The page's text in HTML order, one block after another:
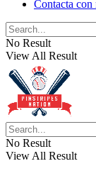
Contacta con
No Result
View All Result
No Result
View All Result